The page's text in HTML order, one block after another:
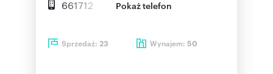
661712 Pokaż telefon
Sprzedaż: 23 Wynajem: 50